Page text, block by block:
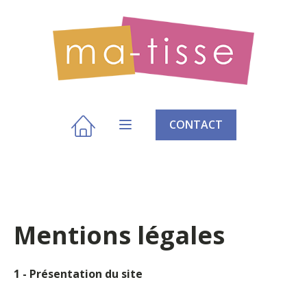
CONTACT
Mentions légales
1 - Présentation du site